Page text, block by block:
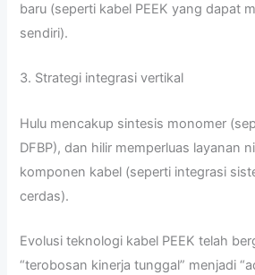
baru (seperti kabel PEEK yang dapat
sendiri).
3. Strategi integrasi vertikal
Hulu mencakup sintesis monomer
DFBP), dan hilir memperluas layanan
komponen kabel (seperti integrasi
cerdas).
Evolusi teknologi kabel PEEK telah
“terobosan kinerja tunggal” menjadi